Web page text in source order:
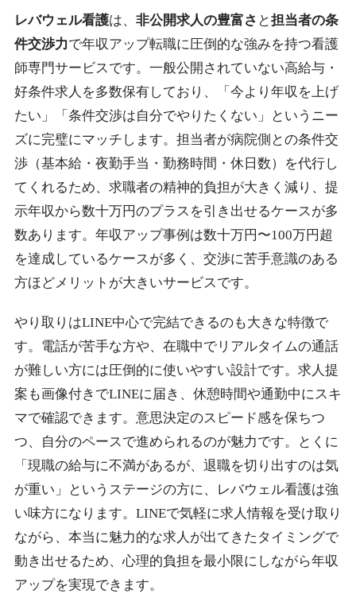
レバウェル看護は、 非公開求人の豊富さ と担当者の条
件交渉力で年収アップ転職に圧倒的な強みを持つ看護
師専門サービスです。一般公開されていない高給与・
好条件求人を多数保有しており、「今より年収を上げ
たい」「条件交渉は自分でやりたくない」というニー
ズに完璧にマッチします。担当者が病院側との条件交
渉（基本給・夜勤手当・勤務時間・休日数）を代行し
てくれるため、求職者の精神的負担が大きく減り、提
示年収から数十万円のプラスを引き出せるケースが多
数あります。年収アップ事例は数十万円〜100万円超
を達成しているケースが多く、交渉に苦手意識のある
方ほどメリットが大きいサービスです。
やり取りはLINE中心で完結できるのも大きな特徴で
す。電話が苦手な方や、在職中でリアルタイムの通話
が難しい方には圧倒的に使いやすい設計です。求人提
案も画像付きでLINEに届き、休憩時間や通勤中にスキ
マで確認できます。意思決定のスピード感を保ちつ
つ、自分のペースで進められるのが魅力です。とくに
「現職の給与に不満があるが、退職を切り出すのは気
が重い」というステージの方に、レバウェル看護は強
い味方になります。LINEで気軽に求人情報を受け取り
ながら、本当に魅力的な求人が出てきたタイミングで
動き出せるため、心理的負担を最小限にしながら年収
アップを実現できます。